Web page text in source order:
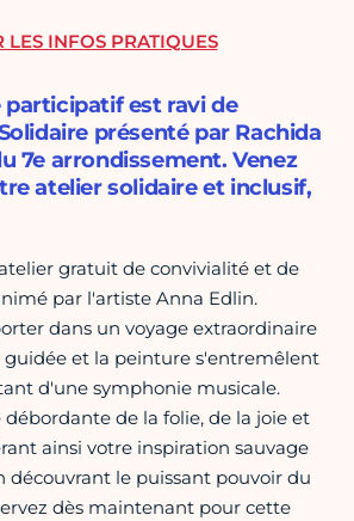
participatif est ravi de
présenté par Rachida
7e arrondissement. Venez
atelier solidaire et inclusif,
gratuit de convivialité et de
par l'artiste Anna Edlin.
dans un voyage extraordinaire
guidée et la peinture s'entremêlent
d'une symphonie musicale.
de la folie, de la joie et
ainsi votre inspiration sauvage
découvrant le puissant pouvoir du
dès maintenant pour cette
LES INFOS PRATIQUES